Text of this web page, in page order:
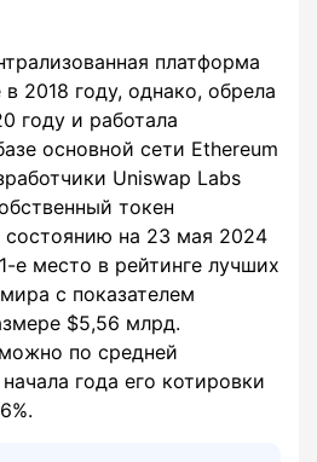
платформа
2018 году, однако, обрела
году и работала
основной сети Ethereum
Uniswap Labs
токен
состоянию на 23 мая 2024
е место в рейтинге лучших
с показателем
$5,56 млрд.
по средней
года его котировки